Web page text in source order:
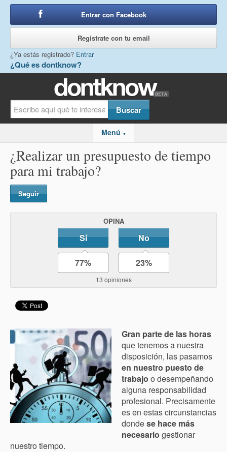
¿Qué es dontknow?
Entrar con Facebook
Regístrate con tu email
¿Ya estás registrado? Entrar
Menú ▼
¿Realizar un presupuesto de tiempo
para mi trabajo?
Seguir
OPINA
Sí No
77% 23%
13 opiniones
Gran parte de las horas
que tenemos a nuestra
disposición, las pasamos
en nuestro puesto de
trabajo o desempeñando
alguna responsabilidad
profesional. Precisamente
es en estas circunstancias
dondese hace más
necesario gestionar
nuestro tiempo.